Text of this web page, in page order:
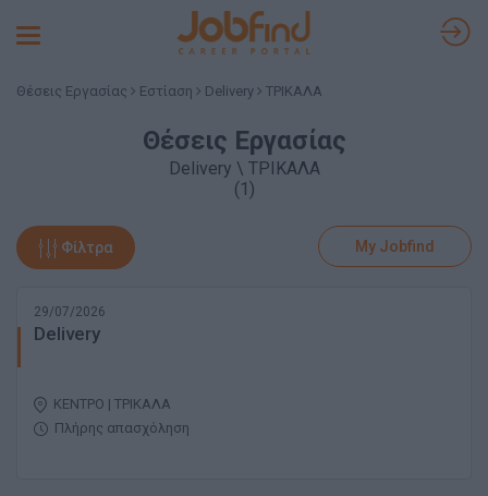
Toggle
Θέσεις Εργασίας Εστίαση Delivery ΤΡΙΚΑΛΑ
Θέσεις Εργασίας
Delivery \ ΤΡΙΚΑΛΑ
(1)
Φίλτρα My Jobfind
29/07/2026
Delivery
ΚΕΝΤΡΟ | ΤΡΙΚΑΛΑ
Πλήρης απασχόληση